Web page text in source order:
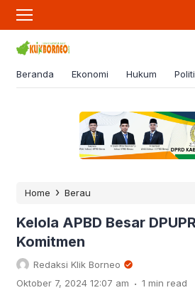
Beranda Ekonomi Hukum
Home › Berau
Kelola APBD Besar
Komitmen
Redaksi Klik Borneo
Oktober 7, 2024 12:07 am . 1 min read